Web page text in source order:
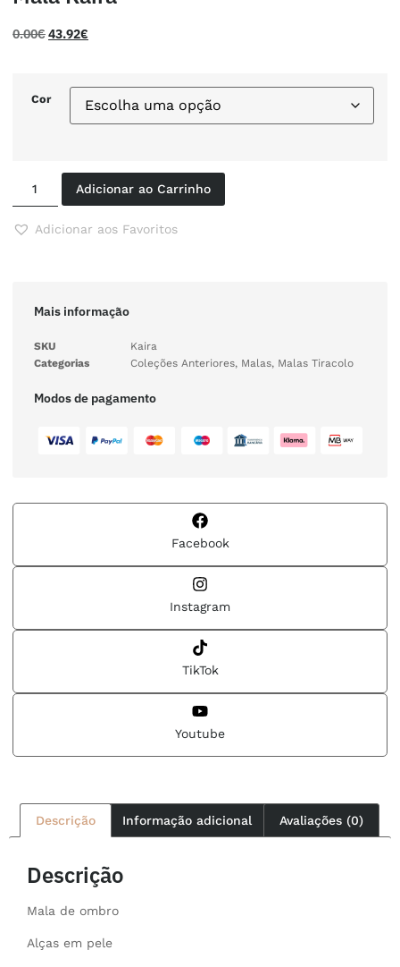
0.00€43.92€
Cor
Adicionar ao Carrinho
Adicionar aos Favoritos
Mais informação
SKU
Kaira
Categorias
Coleções Anteriores, Malas, Malas Tiracolo
Modos de pagamento
Facebook
Instagram
TikTok
Youtube
Descrição Informação adicional Avaliações (0)
Descrição
Mala de ombro
Alças em pele